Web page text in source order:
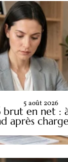
en net :
après
5 août 2026